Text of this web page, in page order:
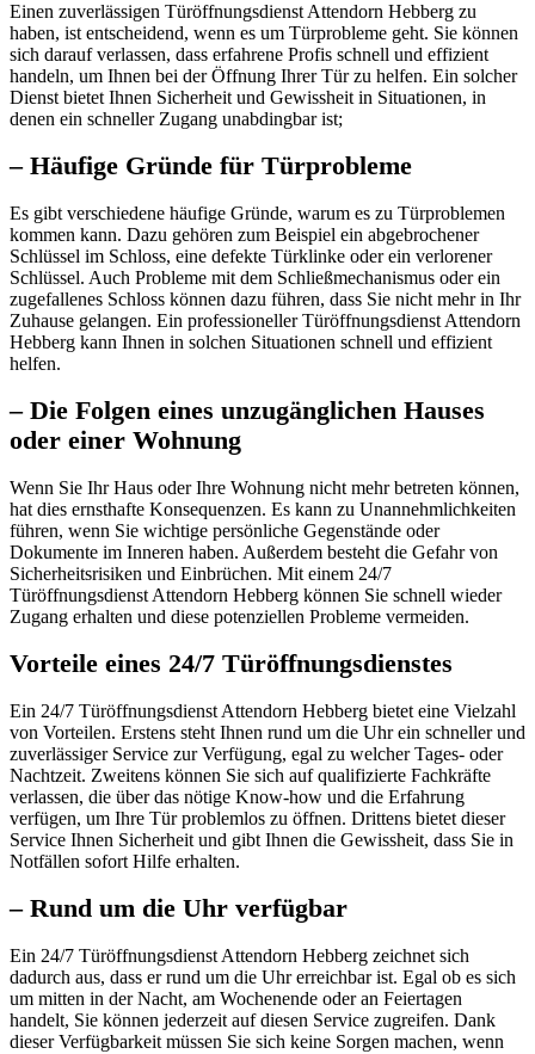
Einen zuverlässigen Türöffnungsdienst Attendorn Hebberg zu
haben, ist entscheidend, wenn es um Türprobleme geht.​ Sie können
sich darauf verlassen, dass erfahrene Profis schnell und effizient
handeln, um Ihnen bei der Öffnung Ihrer Tür zu helfen.​ Ein solcher
Dienst bietet Ihnen Sicherheit und Gewissheit in Situationen, in
denen ein schneller Zugang unabdingbar ist;
– Häufige Gründe für Türprobleme
Es gibt verschiedene häufige Gründe, warum es zu Türproblemen
kommen kann.​ Dazu gehören zum Beispiel ein abgebrochener
Schlüssel im Schloss, eine defekte Türklinke oder ein verlorener
Schlüssel.​ Auch Probleme mit dem Schließmechanismus oder ein
zugefallenes Schloss können dazu führen, dass Sie nicht mehr in Ihr
Zuhause gelangen.​ Ein professioneller Türöffnungsdienst Attendorn
Hebberg kann Ihnen in solchen Situationen schnell und effizient
helfen.​
– Die Folgen eines unzugänglichen Hauses
oder einer Wohnung
Wenn Sie Ihr Haus oder Ihre Wohnung nicht mehr betreten können,
hat dies ernsthafte Konsequenzen.​ Es kann zu Unannehmlichkeiten
führen, wenn Sie wichtige persönliche Gegenstände oder
Dokumente im Inneren haben.​ Außerdem besteht die Gefahr von
Sicherheitsrisiken und Einbrüchen. Mit einem 24/7
Türöffnungsdienst Attendorn Hebberg können Sie schnell wieder
Zugang erhalten und diese potenziellen Probleme vermeiden.​
Vorteile eines 24/7 Türöffnungsdienstes
Ein 24/7 Türöffnungsdienst Attendorn Hebberg bietet eine Vielzahl
von Vorteilen. Erstens steht Ihnen rund um die Uhr ein schneller und
zuverlässiger Service zur Verfügung, egal zu welcher Tages- oder
Nachtzeit.​ Zweitens können Sie sich auf qualifizierte Fachkräfte
verlassen, die über das nötige Know-how und die Erfahrung
verfügen, um Ihre Tür problemlos zu öffnen.​ Drittens bietet dieser
Service Ihnen Sicherheit und gibt Ihnen die Gewissheit, dass Sie in
Notfällen sofort Hilfe erhalten.​
– Rund um die Uhr verfügbar
Ein 24/7 Türöffnungsdienst Attendorn Hebberg zeichnet sich
dadurch aus, dass er rund um die Uhr erreichbar ist.​ Egal ob es sich
um mitten in der Nacht, am Wochenende oder an Feiertagen
handelt, Sie können jederzeit auf diesen Service zugreifen.​ Dank
dieser Verfügbarkeit müssen Sie sich keine Sorgen machen, wenn